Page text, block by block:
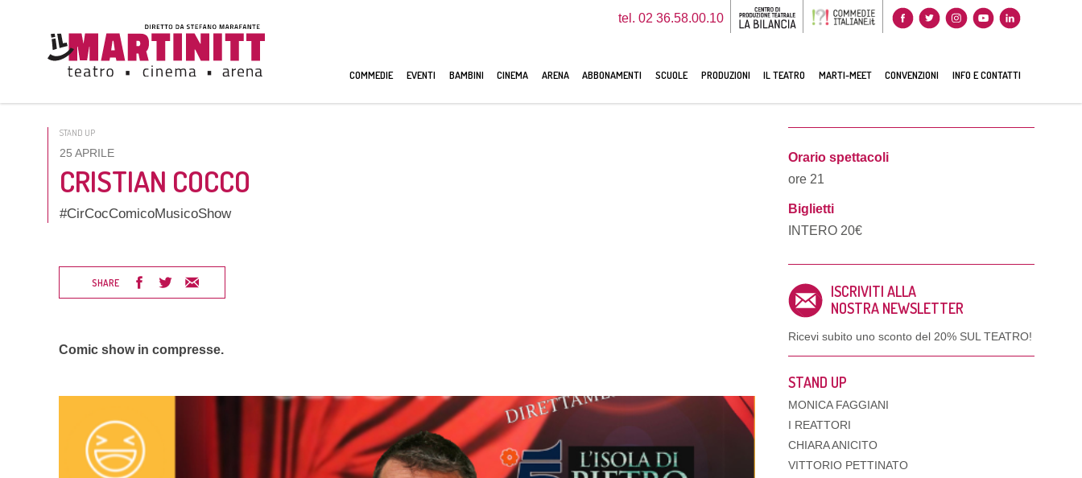
tel. 02 36.58.00.10
COMMEDIE EVENTI BAMBINI CINEMA ARENA ABBONAMENTI SCUOLE PRODUZIONI IL TEATRO MARTI-MEET CONVENZIONI INFO E CONTATTI
STAND UP
25 APRILE
CRISTIAN COCCO
#CirCocComicoMusicoShow
SHARE
Comic show in compresse.
Orario spettacoli
ore 21
Biglietti
INTERO 20€
ISCRIVITI ALLA
NOSTRA NEWSLETTER
Ricevi subito uno sconto del 20% SUL TEATRO!
STAND UP
MONICA FAGGIANI
I REATTORI
CHIARA ANICITO
VITTORIO PETTINATO